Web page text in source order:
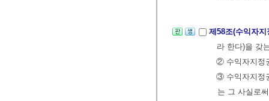
제58조(수익자
라 한다)을 갖
② 수익자지정
③ 수익자지정
는 그 사실로